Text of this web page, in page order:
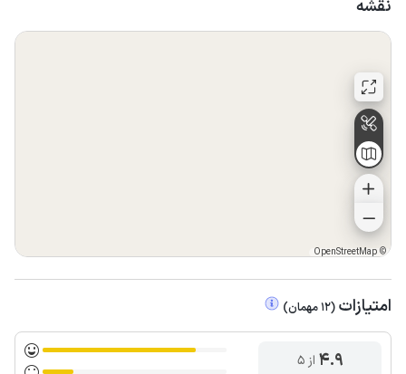
نقشه
©
OpenStreetMap
امتیازات (
12 مهمان)
4.9 از ۵